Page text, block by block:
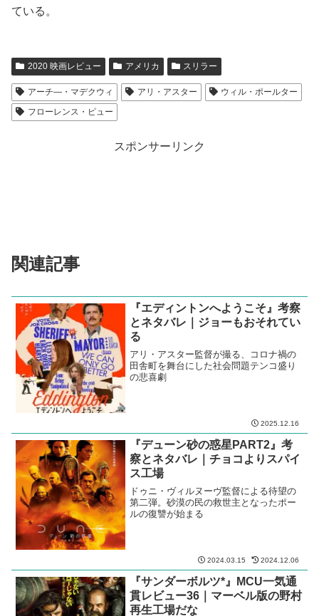
ている。
2020 映画レビュー アメリカ スリラー
アーチ―・マデクウィ アリ・アスター
ウィル・ポールター
フローレンス・ピュー
スポンサーリンク
関連記事
『エディントンへようこそ』考察
とネタバレ｜ジョーもおそれてい
る
アリ・アスター監督が撮る、コロナ禍の
田舎町を舞台にした社会問題テンコ盛り
の悲喜劇
2025.12.16
『デューン砂の惑星PART2』考
察とネタバレ｜チョコよりスパイ
ス工場
ドゥニ・ヴィルヌーヴ監督による待望の
第二弾。砂漠の民の救世主となったポー
ルの復讐が始まる
2024.03.15 2024.12.06
『サンダーボルツ*』MCU一気通
貫レビュー36｜マーベル版の野村
再生工場だな